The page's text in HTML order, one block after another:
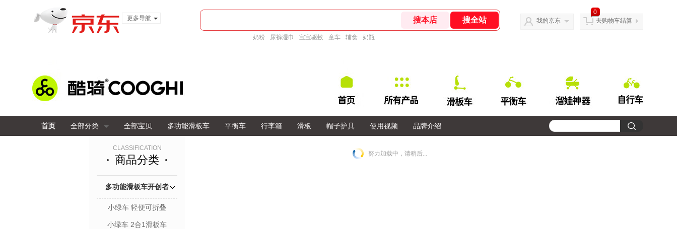
更多导航
奶粉 尿裤湿巾 宝宝驱蚊 童车 辅食 奶瓶
我的京东
0
去购物车结算
首页 全部分类 全部宝贝 多功能滑板车 平衡车 行李箱 滑板 帽子护具 使用视频 品牌介绍
CLASSIFICATION
商品分类
多功能滑板车开创者
小绿车 轻便可折叠
小绿车 2合1滑板车
努力加载中，请稍后...